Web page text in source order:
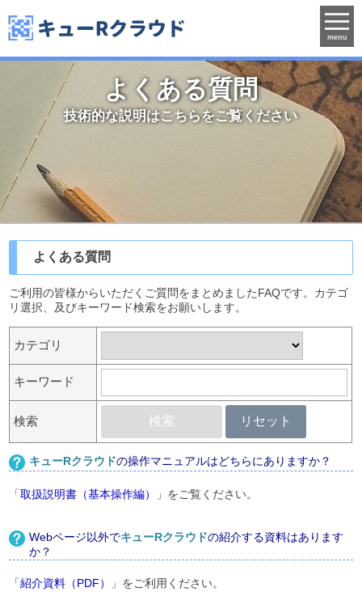
menu
よくある質問
技術的な説明はこちらをご覧ください
よくある質問
ご利用の皆様からいただくご質問をまとめましたFAQです。カテゴ
リ選択、及びキーワード検索をお願いします。
カテゴリ
キーワード
検索 検索 リセット
キューRクラウドの操作マニュアルはどちらにありますか？
「取扱説明書（基本操作編） 」をご覧ください。
Webページ以外でキューRクラウドの紹介する資料はあります
か？
「紹介資料（PDF） 」をご利用ください。